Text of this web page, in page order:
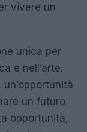
vivere un
unica per
e nell’arte.
un futuro
opportunità,